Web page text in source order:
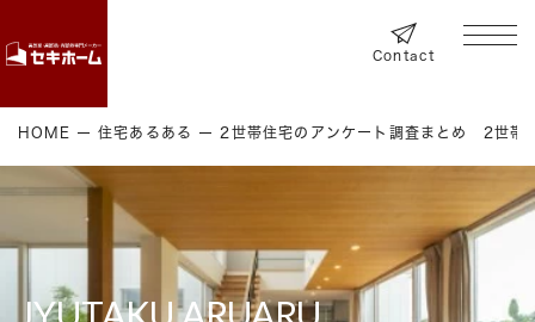
Contact
HOME 住宅あるある 2世帯住宅のアンケート調査まとめ 2世帯
JYUTAKU ARUARU